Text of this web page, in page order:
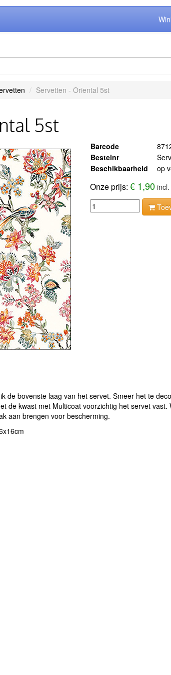
Servetten - Oriental 5st
5st
Barcode
Bestelnr
Beschikbaarheid
op
Onze prijs:€ 1,90
de bovenste laag van het servet. Smeer het te
de kwast met Multicoat voorzichtig het servet
aan brengen voor bescherming.